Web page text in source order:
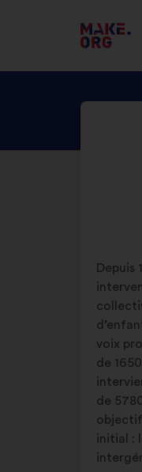
ZUR
Depuis
voix
de
de
initial :